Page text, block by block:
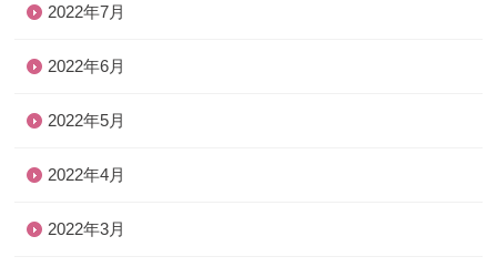
2022年7月
2022年6月
2022年5月
2022年4月
2022年3月